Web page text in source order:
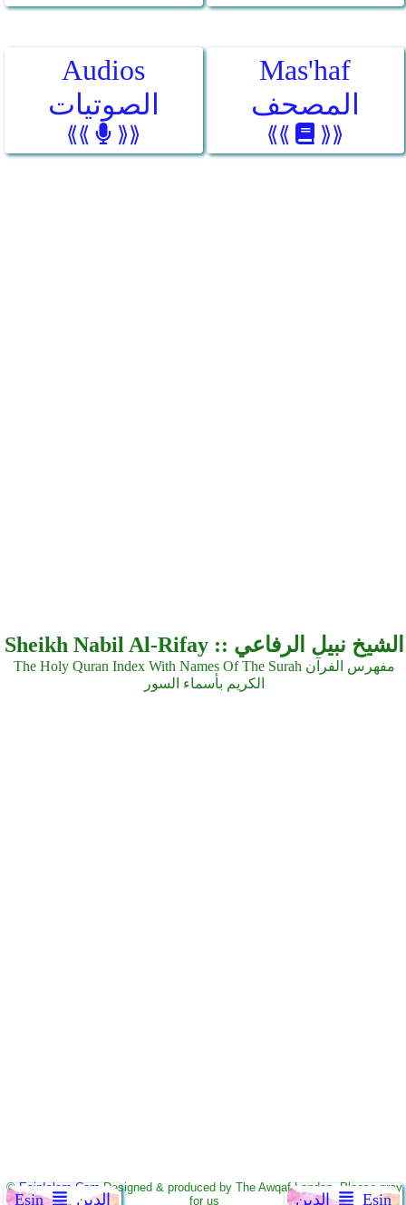
Ẹsin الدين الدين Ẹsin
Audios
الصوتيات
⟪⟪ ⟫⟫
Mas'haf
المصحف
⟪⟪ ⟫⟫
Sheikh Nabil Al-Rifay :: الشيخ نبيل الرفاعي
The Holy Quran Index With Names Of The Surah مفهرس الفرآن
الكريم بأسماء السور
©EsinIslam.ComDesigned & produced by The Awqaf London. Please pray
for us